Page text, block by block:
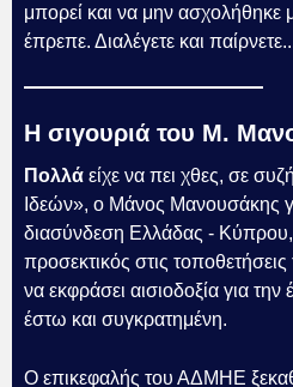
μπορεί και να μην
έπρεπε. Διαλέγετε και
Η σιγουριά του Μ.
Πολλά είχε να πει χθες, σε
Ιδεών», ο Μάνος Μανουσάκης
διασύνδεση Ελλάδας - Κύπρου,
προσεκτικός στις
να εκφράσει αισιοδοξία για
έστω και συγκρατημένη.
Ο επικεφαλής του ΑΔΜΗΕ